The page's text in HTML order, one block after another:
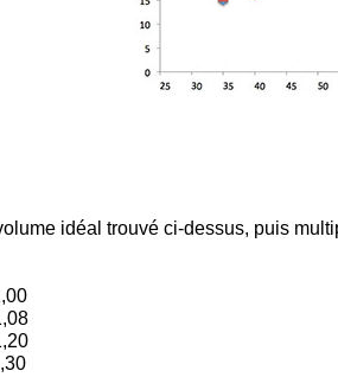
idéal trouvé ci-dessus, puis